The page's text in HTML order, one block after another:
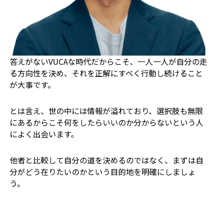
答えがないVUCAな時代だからこそ、一人一人が自分の走
る方向性を決め、それを正解にすべく行動し続けること
が大事です。
とは言え、世の中には情報が溢れており、選択肢も無限
にあるからこそ何をしたらいいのか分からないという人
によく出会います。
他者と比較して自分の道を決めるのではなく、まずは自
分がどう在りたいのかという目的地を明確にしましょ
う。